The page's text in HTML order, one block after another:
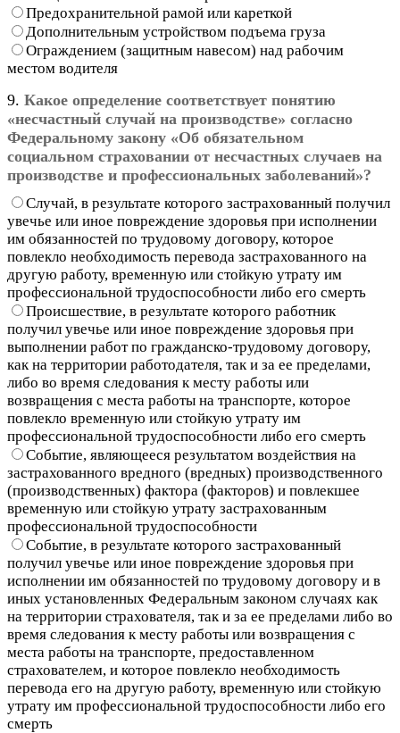
Предохранительной рамой или кареткой
Дополнительным устройством подъема груза
Ограждением (защитным навесом) над рабочим
местом водителя
9. Какое определение соответствует понятию
«несчастный случай на производстве» согласно
Федеральному закону «Об обязательном
социальном страховании от несчастных случаев на
производстве и профессиональных заболеваний»?
Случай, в результате которого застрахованный получил
увечье или иное повреждение здоровья при исполнении
им обязанностей по трудовому договору, которое
повлекло необходимость перевода застрахованного на
другую работу, временную или стойкую утрату им
профессиональной трудоспособности либо его смерть
Происшествие, в результате которого работник
получил увечье или иное повреждение здоровья при
выполнении работ по гражданско-трудовому договору,
как на территории работодателя, так и за ее пределами,
либо во время следования к месту работы или
возвращения с места работы на транспорте, которое
повлекло временную или стойкую утрату им
профессиональной трудоспособности либо его смерть
Событие, являющееся результатом воздействия на
застрахованного вредного (вредных) производственного
(производственных) фактора (факторов) и повлекшее
временную или стойкую утрату застрахованным
профессиональной трудоспособности
Событие, в результате которого застрахованный
получил увечье или иное повреждение здоровья при
исполнении им обязанностей по трудовому договору и в
иных установленных Федеральным законом случаях как
на территории страхователя, так и за ее пределами либо во
время следования к месту работы или возвращения с
места работы на транспорте, предоставленном
страхователем, и которое повлекло необходимость
перевода его на другую работу, временную или стойкую
утрату им профессиональной трудоспособности либо его
смерть